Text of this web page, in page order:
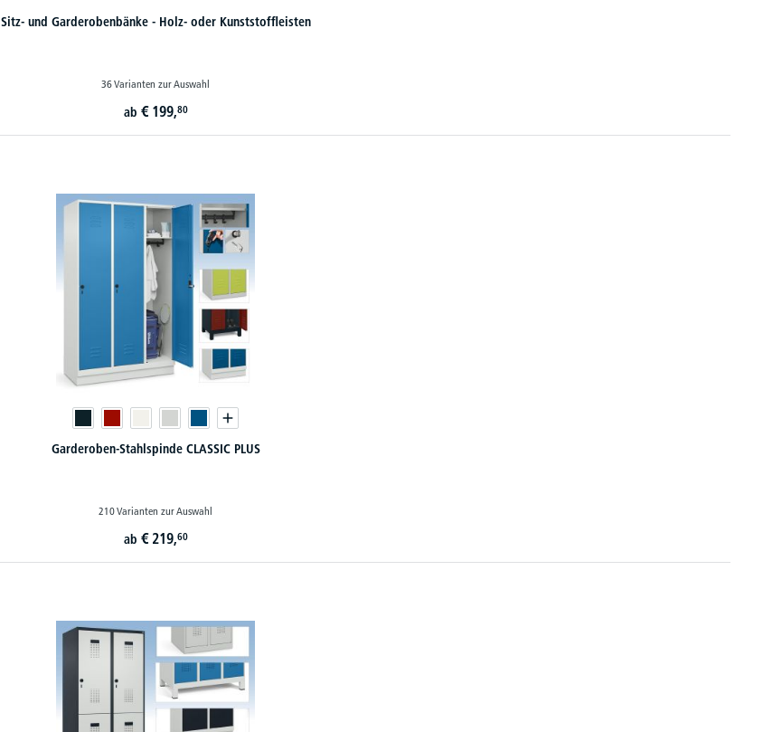
Sitz- und Garderobenbänke - Holz- oder Kunststoffleisten
36 Varianten zur Auswahl
ab € 199,80
Garderoben-Stahlspinde CLASSIC PLUS
210 Varianten zur Auswahl
ab € 219,60